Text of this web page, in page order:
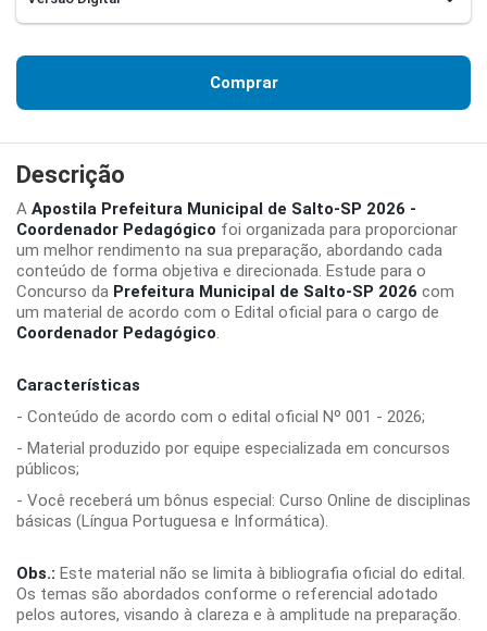
Comprar
Descrição
A Apostila Prefeitura Municipal de Salto-SP 2026 -
Coordenador Pedagógico foi organizada para proporcionar
um melhor rendimento na sua preparação, abordando cada
conteúdo de forma objetiva e direcionada. Estude para o
Concurso da Prefeitura Municipal de Salto-SP 2026 com
um material de acordo com o Edital oficial para o cargo de
Coordenador Pedagógico.
Características
- Conteúdo de acordo com o edital oficial Nº 001 - 2026;
- Material produzido por equipe especializada em concursos
públicos;
- Você receberá um bônus especial: Curso Online de disciplinas
básicas (Língua Portuguesa e Informática).
Obs.: Este material não se limita à bibliografia oficial do edital.
Os temas são abordados conforme o referencial adotado
pelos autores, visando à clareza e à amplitude na preparação.